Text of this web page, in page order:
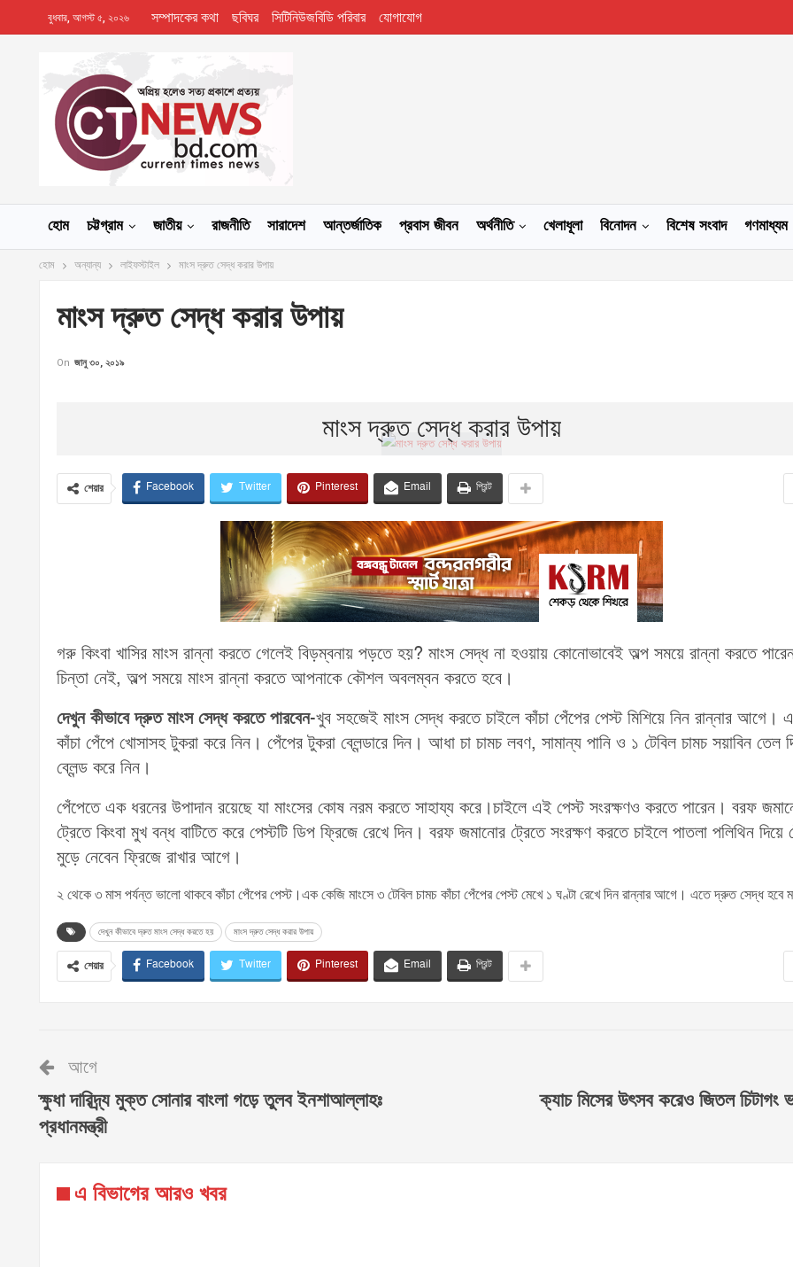
বুধবার, আগস্ট ৫, ২০২৬ সম্পাদকের কথা ছবিঘর সিটিনিউজবিডি পরিবার যোগাযোগ
হোম চট্টগ্রাম জাতীয় রাজনীতি সারাদেশ আন্তর্জাতিক প্রবাস জীবন অর্থনীতি খেলাধূলা বিনোদন বিশেষ সংবাদ গণমাধ্যম
হোম অন্যান্য লাইফস্টাইল মাংস দ্রুত সেদ্ধ করার উপায়
মাংস দ্রুত সেদ্ধ করার উপায়
On জানু ৩০, ২০১৯
মাংস দ্রুত সেদ্ধ করার উপায়
শেয়ার Facebook Twitter Pinterest Email প্রিন্ট
গরু কিংবা খাসির মাংস রান্না করতে গেলেই বিড়ম্বনায় পড়তে হয়? মাংস সেদ্ধ না হওয়ায় কোনোভাবেই অল্প সময়ে রান্না করতে
চিন্তা নেই, অল্প সময়ে মাংস রান্না করতে আপনাকে কৌশল অবলম্বন করতে হবে।
দেখুন কীভাবে দ্রুত মাংস সেদ্ধ করতে পারবেন-খুব সহজেই মাংস সেদ্ধ করতে চাইলে কাঁচা পেঁপের পেস্ট মিশিয়ে নিন রান্নার আগে।
কাঁচা পেঁপে খোসাসহ টুকরা করে নিন। পেঁপের টুকরা ব্লেন্ডারে দিন। আধা চা চামচ লবণ, সামান্য পানি ও ১ টেবিল চামচ সয়াবিন তেল
ব্লেন্ড করে নিন।
পেঁপেতে এক ধরনের উপাদান রয়েছে যা মাংসের কোষ নরম করতে সাহায্য করে।চাইলে এই পেস্ট সংরক্ষণও করতে পারেন। বরফ
ট্রেতে কিংবা মুখ বন্ধ বাটিতে করে পেস্টটি ডিপ ফ্রিজে রেখে দিন। বরফ জমানোর ট্রেতে সংরক্ষণ করতে চাইলে পাতলা পলিথিন দিয়ে
মুড়ে নেবেন ফ্রিজে রাখার আগে।
২ থেকে ৩ মাস পর্যন্ত ভালো থাকবে কাঁচা পেঁপের পেস্ট।এক কেজি মাংসে ৩ টেবিল চামচ কাঁচা পেঁপের পেস্ট মেখে ১ ঘণ্টা রেখে দিন রান্নার আগে। এতে দ্রুত সেদ্ধ হবে
দেখুন কীভাবে দ্রুত মাংস সেদ্ধ করতে হয় মাংস দ্রুত সেদ্ধ করার উপায়
শেয়ার Facebook Twitter Pinterest Email প্রিন্ট
আগে
ক্ষুধা দারিদ্র্য মুক্ত সোনার বাংলা গড়ে তুলব ইনশাআল্লাহঃ
প্রধানমন্ত্রী
ক্যাচ মিসের উৎসব করেও জিতল চিটাগং
এ বিভাগের আরও খবর